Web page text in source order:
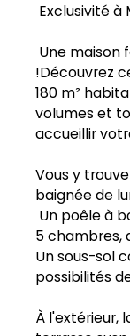
Exclusivité à
Une maison
!Découvrez
180 m²
volumes et
accueillir
Vous y
baignée de
Un poêle à
5 chambres,
Un sous-sol
possibilités
À l'extérieur,